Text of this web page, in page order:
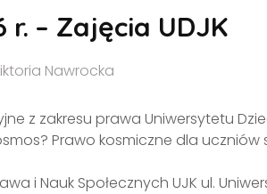
r. – Zajęcia UDJK
Nawrocka
z zakresu prawa Uniwersytetu
Prawo kosmiczne dla uczniów
i Nauk Społecznych UJK ul.